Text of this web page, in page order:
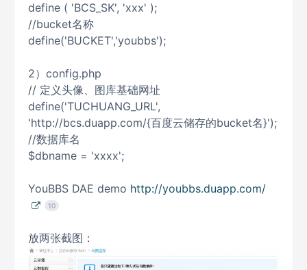
define ( 'BCS_SK', 'xxx' );
//bucket名称
define('BUCKET','youbbs');
2）config.php
// 定义头像、图库基础网址
define('TUCHUANG_URL',
'http://bcs.duapp.com/{百度云储存的bucket名}');
//数据库名
$dbname = 'xxxx';
YouBBS DAE demo http://youbbs.duapp.com/
10
放两张截图：